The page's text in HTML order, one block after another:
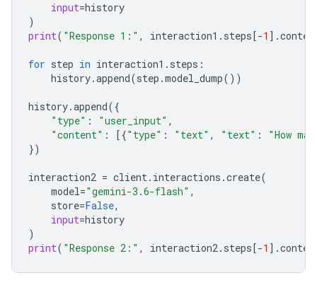
input=history
)
print( "Response 1:" , interaction1 . steps[-1 ] .
for step in interaction1 . steps :
history.append(step .model_dump())
history.append({
"type" : "user_input" ,
"content" : [{"type" : "text" , "text" :
"How
})
interaction2 = client. interactions .create(
model="gemini-3.6-flash" ,
store=False,
input=history
)
print( "Response 2:" , interaction2. steps[-1 ] .